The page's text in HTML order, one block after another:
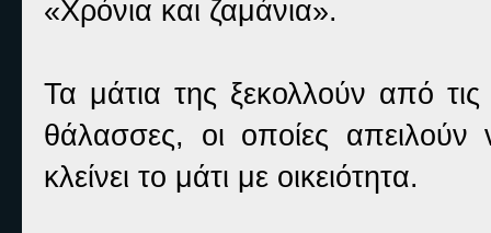
«Χρόνια και ζαμάνια».
Τα μάτια της ξεκολλούν από τις
θάλασσες, οι οποίες
κλείνει το μάτι με οικειότητα.